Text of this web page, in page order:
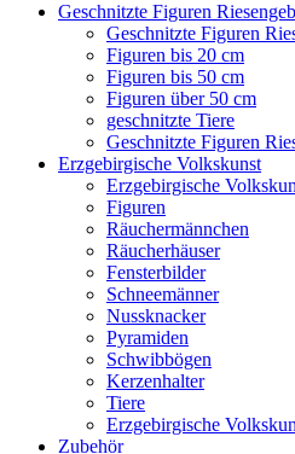
Geschnitzte Figuren
Geschnitzte Figuren
Figuren bis 20 cm
Figuren bis 50 cm
Figuren über 50 cm
geschnitzte Tiere
Geschnitzte Figuren
Erzgebirgische Volkskunst
Erzgebirgische
Figuren
Räuchermännchen
Räucherhäuser
Fensterbilder
Schneemänner
Nussknacker
Pyramiden
Schwibbögen
Kerzenhalter
Tiere
Erzgebirgische
Zubehör